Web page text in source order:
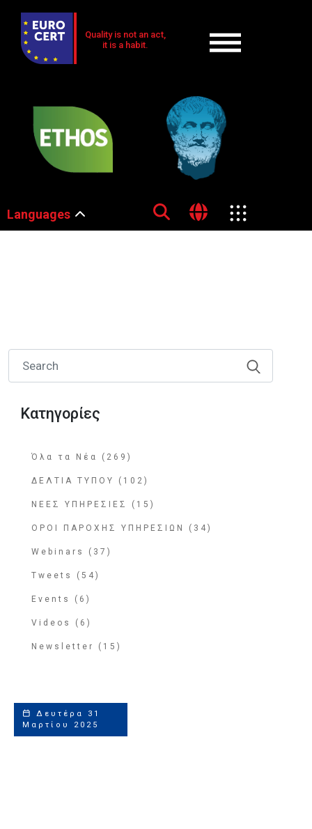
Quality is not an act,
it is a habit.
Languages
Κατηγορίες
Όλα τα Νέα (269)
ΔΕΛΤΙΑ ΤΥΠΟΥ (102)
ΝΕΕΣ ΥΠΗΡΕΣΙΕΣ (15)
ΟΡΟΙ ΠΑΡΟΧΗΣ ΥΠΗΡΕΣΙΩΝ (34)
Webinars (37)
Tweets (54)
Events (6)
Videos (6)
Newsletter (15)
Δευτέρα 31
Μαρτίου 2025